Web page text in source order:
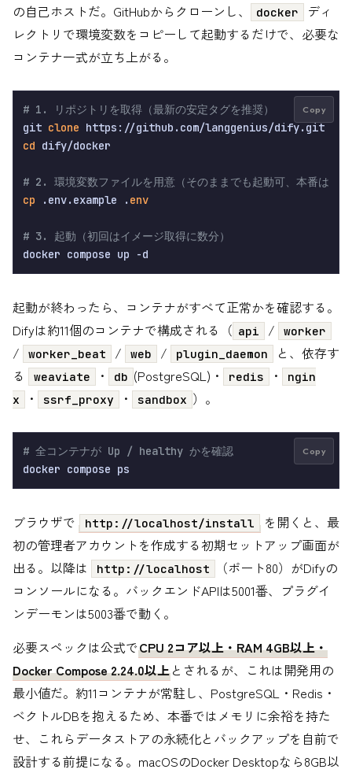
の自己ホストだ。GitHubからクローンし、
docker
ディ
レクトリで環境変数をコピーして起動するだけで、必要な
コンテナ一式が立ち上がる。
# 1. リポジトリを取得（最新の安定タグを推奨）
git clone
cd dify/docker
# 2. 環境変数ファイルを用意（そのままでも起動可、本番は要
cp .env.example .env
# 3. 起動（初回はイメージ取得に数分）
Copy
起動が終わったら、コンテナがすべて正常かを確認する。
Difyは約11個のコンテナで構成される（ api / worker
/ worker_beat / web / plugin_daemon
と、依存す
る
weaviate ・ db (PostgreSQL)・ redis ・
ngin
x
・ ssrf_proxy ・ sandbox ）。
# 全コンテナが Up / healthy かを確認
Copy
ブラウザで http://localhost/install
を開くと、最
初の管理者アカウントを作成する初期セットアップ画面が
出る。以降は
http://localhost
（ポート80）がDifyの
コンソールになる。バックエンドAPIは5001番、プラグイ
ンデーモンは5003番で動く。
必要スペックは公式でCPU 2コア以上・RAM 4GB以上・
Docker Compose 2.24.0以上とされるが、これは開発用の
最小値だ。約11コンテナが常駐し、PostgreSQL・Redis・
ベクトルDBを抱えるため、本番ではメモリに余裕を持た
せ、これらデータストアの永続化とバックアップを自前で
設計する前提になる。macOSのDocker Desktopなら8GB以